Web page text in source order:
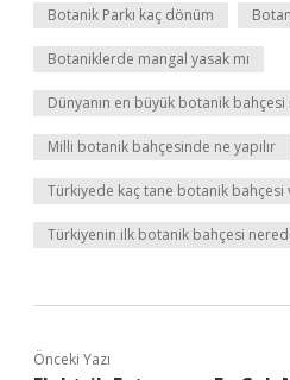
Botanik Parkı kaç dönüm
Botaniklerde mangal yasak mı
Dünyanın en büyük botanik
Milli botanik bahçesinde ne yapılır
Türkiyede kaç tane botanik bahçesi
Türkiyenin ilk botanik bahçesi
Önceki Yazı